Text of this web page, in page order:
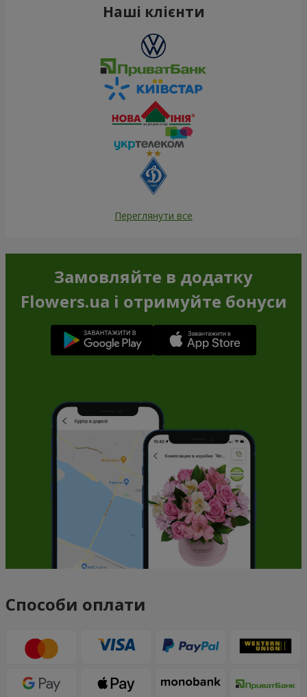
Наші клієнти
Переглянути все
Замовляйте в додатку
Flowers.ua і отримуйте бонуси
Способи оплати